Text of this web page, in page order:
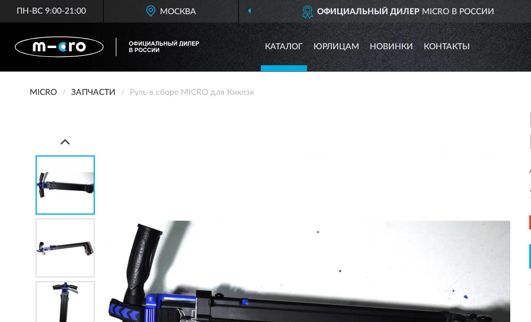
ПН-ВС 9:00-21:00 МОСКВА ОФИЦИАЛЬНЫЙ ДИЛЕРMICRO В РОССИИ
КАТАЛОГ ЮРЛИЦАМ НОВИНКИ КОНТАКТЫ
MICRO ЗАПЧАСТИ Руль в сборе MICRO для Кикпэк